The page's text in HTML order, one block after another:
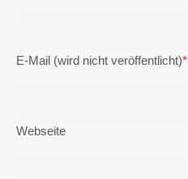
E-Mail (wird nicht veröffentlicht)*
Webseite